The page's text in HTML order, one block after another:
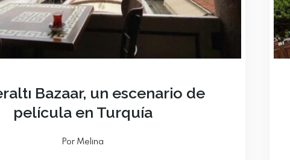
Bazaar, un escenario de
película en Turquía
Por Melina